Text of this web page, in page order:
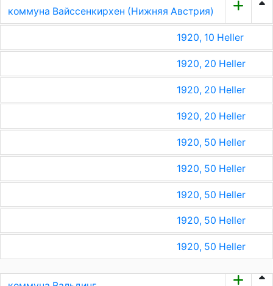
коммуна Вайссенкирхен (Нижняя Австрия)
1920, 10 Heller
1920, 20 Heller
1920, 20 Heller
1920, 20 Heller
1920, 50 Heller
1920, 50 Heller
1920, 50 Heller
1920, 50 Heller
1920, 50 Heller